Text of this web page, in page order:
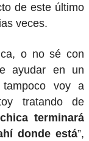
de este último
veces.
o no sé con
ayudar en un
voy a
tratando de
terminará
donde está”,